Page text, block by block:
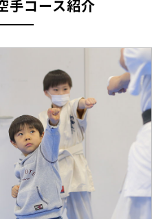
手コース紹介